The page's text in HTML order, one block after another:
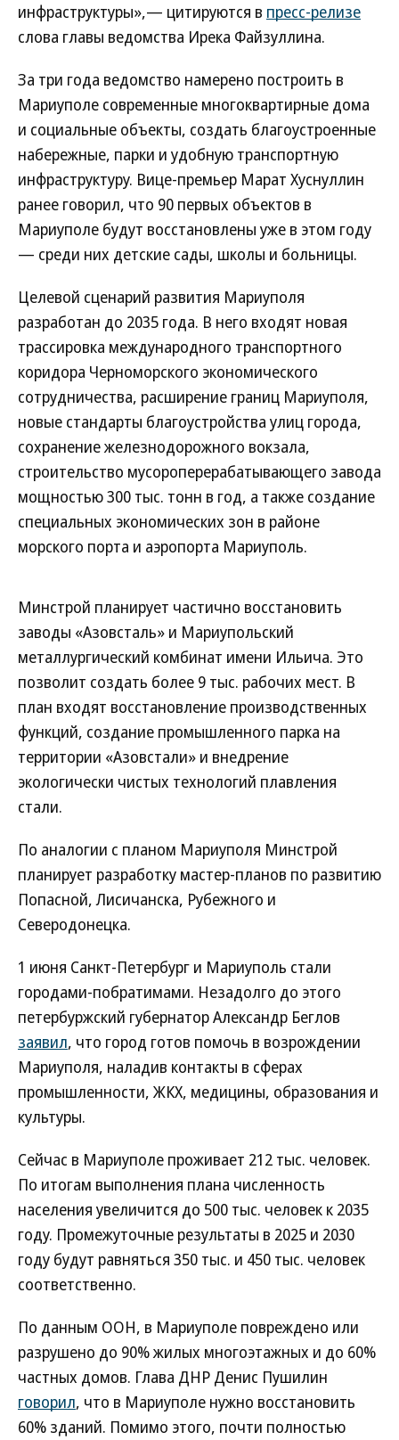
инфраструктуры»,— цитируются в пресс-релизе
слова главы ведомства Ирека Файзуллина.
За три года ведомство намерено построить в
Мариуполе современные многоквартирные дома
и социальные объекты, создать благоустроенные
набережные, парки и удобную транспортную
инфраструктуру. Вице-премьер Марат Хуснуллин
ранее говорил, что 90 первых объектов в
Мариуполе будут восстановлены уже в этом году
— среди них детские сады, школы и больницы.
Целевой сценарий развития Мариуполя
разработан до 2035 года. В него входят новая
трассировка международного транспортного
коридора Черноморского экономического
сотрудничества, расширение границ Мариуполя,
новые стандарты благоустройства улиц города,
сохранение железнодорожного вокзала,
строительство мусороперерабатывающего завода
мощностью 300 тыс. тонн в год, а также создание
специальных экономических зон в районе
морского порта и аэропорта Мариуполь.
Минстрой планирует частично восстановить
заводы «Азовсталь» и Мариупольский
металлургический комбинат имени Ильича. Это
позволит создать более 9 тыс. рабочих мест. В
план входят восстановление производственных
функций, создание промышленного парка на
территории «Азовстали» и внедрение
экологически чистых технологий плавления
стали.
По аналогии с планом Мариуполя Минстрой
планирует разработку мастер-планов по развитию
Попасной, Лисичанска, Рубежного и
Северодонецка.
1 июня Санкт-Петербург и Мариуполь стали
городами-побратимами. Незадолго до этого
петербуржский губернатор Александр Беглов
заявил, что город готов помочь в возрождении
Мариуполя, наладив контакты в сферах
промышленности, ЖКХ, медицины, образования и
культуры.
Сейчас в Мариуполе проживает 212 тыс. человек.
По итогам выполнения плана численность
населения увеличится до 500 тыс. человек к 2035
году. Промежуточные результаты в 2025 и 2030
году будут равняться 350 тыс. и 450 тыс. человек
соответственно.
По данным ООН, в Мариуполе повреждено или
разрушено до 90% жилых многоэтажных и до 60%
частных домов. Глава ДНР Денис Пушилин
говорил, что в Мариуполе нужно восстановить
60% зданий. Помимо этого, почти полностью